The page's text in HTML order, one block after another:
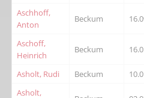
Aschhoff,
Anton
Beckum
Aschoff,
Heinrich
Beckum
Asholt, Rudi Beckum
Asholt,